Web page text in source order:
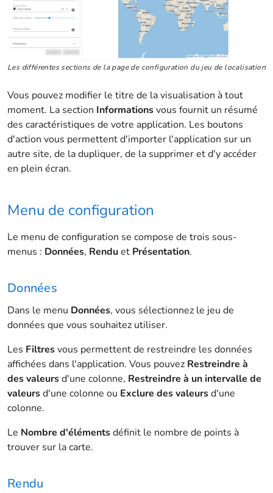
Les différentes sections de la page de configuration du jeu de localisation
Vous pouvez modifier le titre de la visualisation à tout
moment. La section Informationsvous fournit un résumé
des caractéristiques de votre application. Les boutons
d'action vous permettent d'importer l'application sur un
autre site, de la dupliquer, de la supprimer et d'y accéder
en plein écran.
Menu de configuration
Le menu de configuration se compose de trois sous-
menus : Données, Renduet Présentation.
Données
Dans le menu Données, vous sélectionnez le jeu de
données que vous souhaitez utiliser.
Les Filtresvous permettent de restreindre les données
affichées dans l'application. Vous pouvez Restreindre à
des valeursd'une colonne, Restreindre à un intervalle de
valeursd'une colonne ou Exclure des valeursd'une
colonne.
Le Nombre d'élémentsdéfinit le nombre de points à
trouver sur la carte.
Rendu